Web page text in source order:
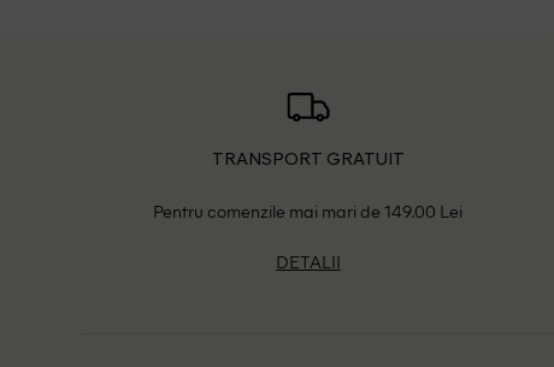
TRANSPORT GRATUIT
Pentru comenzile mai mari de 149.00 Lei
DETALII